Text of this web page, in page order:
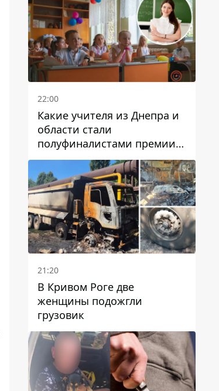
22:00
Какие учителя из Днепра и
области стали
полуфиналистами премии
Global Teacher Prize Ukraine
2026
21:20
В Кривом Роге две
женщины подожгли
грузовик